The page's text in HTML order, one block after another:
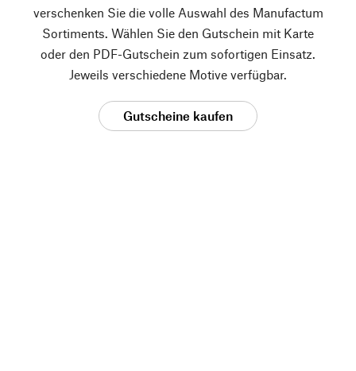
verschenken Sie die volle Auswahl des Manufactum
Sortiments. Wählen Sie den Gutschein mit Karte
oder den PDF-Gutschein zum sofortigen Einsatz.
Jeweils verschiedene Motive verfügbar.
Gutscheine kaufen